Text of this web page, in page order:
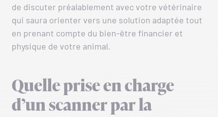
de discuter préalablement avec votre vétérinaire
qui saura orienter vers une solution adaptée tout
en prenant compte du bien-être financier et
physique de votre animal.
Quelle prise en charge
d’un scanner par la